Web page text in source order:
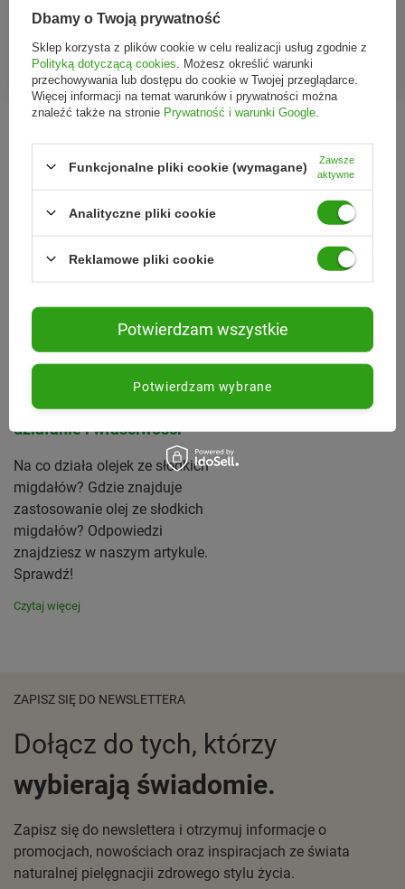
Etja − Naturalny olej
15,25 zł
Etja, BIO Naturalny olej ze
15,69 zł
Z naszego bloga
Olej ze słodkich migdałów -
działanie i właściwości
Na co działa olejek ze słodkich
migdałów? Gdzie znajduje
zastosowanie olej ze słodkich
migdałów? Odpowiedzi
znajdziesz w naszym artykule.
Sprawdź!
Czytaj więcej
ZAPISZ SIĘ DO NEWSLETTERA
Dołącz do tych, którzy
wybierają świadomie.
Zapisz się do newslettera i otrzymuj informacje o
promocjach, nowościach oraz inspiracjach ze świata
naturalnej pielęgnacjii zdrowego stylu życia.
Dbamy o Twoją prywatność
Sklep korzysta z plików cookie w celu realizacji usług zgodnie z
Polityką dotyczącą cookies . Możesz określić warunki
przechowywania lub dostępu do cookie w Twojej przeglądarce.
Więcej informacji na temat warunków i prywatności można
znaleźć także na stronie Prywatność i warunki Google
Funkcjonalne pliki cookie (wymagane)
Zawsze
aktywne
Analityczne pliki cookie
Reklamowe pliki cookie
Potwierdzam wybrane
Potwierdzam wszystkie